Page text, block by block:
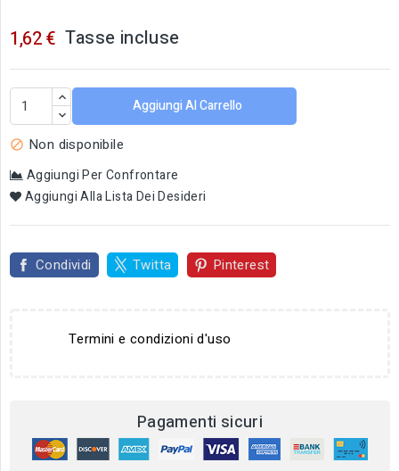
1,62 € Tasse incluse
Aggiungi Al Carrello
 Non disponibile
Aggiungi Per Confrontare
Aggiungi Alla Lista Dei Desideri
Condividi Twitta Pinterest
Termini e condizioni d'uso
Pagamenti sicuri